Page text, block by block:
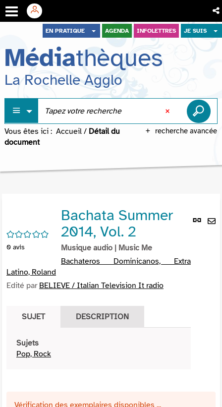
menu
contenu
recherche
EN PRATIQUE AGENDA INFOLETTRES JE SUIS
Médiathèques
La Rochelle Agglo
recherche avancée
Vous êtes ici : Accueil / Détail du
document
Lien
/5
0 avis
Bachata Summer
2014, Vol. 2
Musique audio | Music Me
Bachateros Dominicanos, Extra
Latino, Roland
Edité par BELIEVE / Italian Television It radio
SUJET DESCRIPTION
Sujets
Pop, Rock
Vérification des exemplaires disponibles ...